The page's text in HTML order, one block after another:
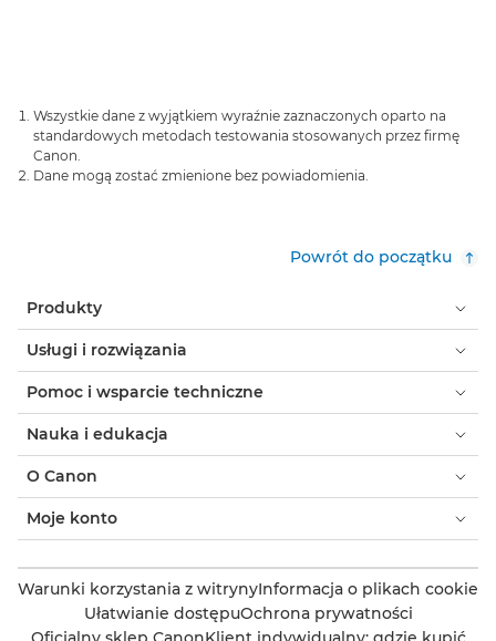
Wszystkie dane z wyjątkiem wyraźnie zaznaczonych oparto na
standardowych metodach testowania stosowanych przez firmę
Canon.
Dane mogą zostać zmienione bez powiadomienia.
Powrót do początku
Produkty
Usługi i rozwiązania
Pomoc i wsparcie techniczne
Nauka i edukacja
O Canon
Moje konto
Warunki korzystania z witrynyInformacja o plikach cookie
Ułatwianie dostępuOchrona prywatności